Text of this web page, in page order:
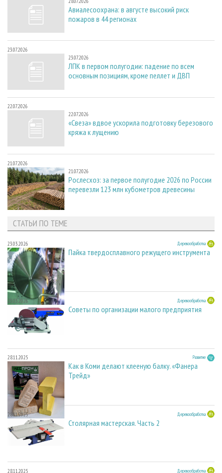
Авиалесоохрана: в августе высокий риск
пожаров в 44 регионах
23.07.2026
23.07.2026
ЛПК в первом полугодии: падение по всем
основным позициям, кроме пеллет и ДВП
22.07.2026
22.07.2026
«Свеза» вдвое ускорила подготовку березового
кряжа к лущению
21.07.2026
21.07.2026
Рослесхоз: за первое полугодие 2026 по России
перевезли 123 млн кубометров древесины
СТАТЬИ ПО ТЕМЕ
23.03.2026 Деревообработка
Пайка твердосплавного режущего инструмента
23.03.2026 Деревообработка
Советы по организации малого предприятия
28.11.2025 Развитие
Как в Коми делают клееную балку. «Фанера
Трейд»
28.11.2025 Деревообработка
Столярная мастерская. Часть 2
28.11.2025 Деревообработка